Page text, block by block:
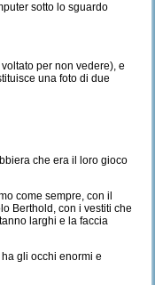
sotto lo sguardo
per non vedere), e
una foto di due
che era il loro gioco
come sempre, con il
Berthold, con i vestiti che
larghi e la faccia
gli occhi enormi e